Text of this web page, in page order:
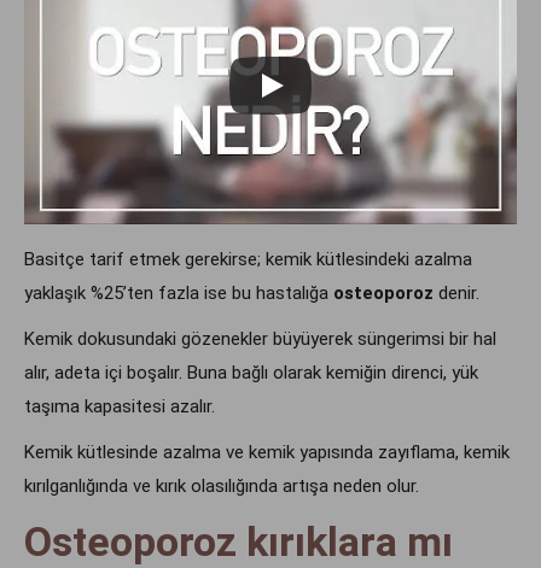
Basitçe tarif etmek gerekirse; kemik kütlesindeki azalma
yaklaşık %25’ten fazla ise bu hastalığa osteoporoz denir.
Kemik dokusundaki gözenekler büyüyerek süngerimsi bir hal
alır, adeta içi boşalır. Buna bağlı olarak kemiğin direnci, yük
taşıma kapasitesi azalır.
Kemik kütlesinde azalma ve kemik yapısında zayıflama, kemik
kırılganlığında ve kırık olasılığında artışa neden olur.
Osteoporoz kırıklara mı